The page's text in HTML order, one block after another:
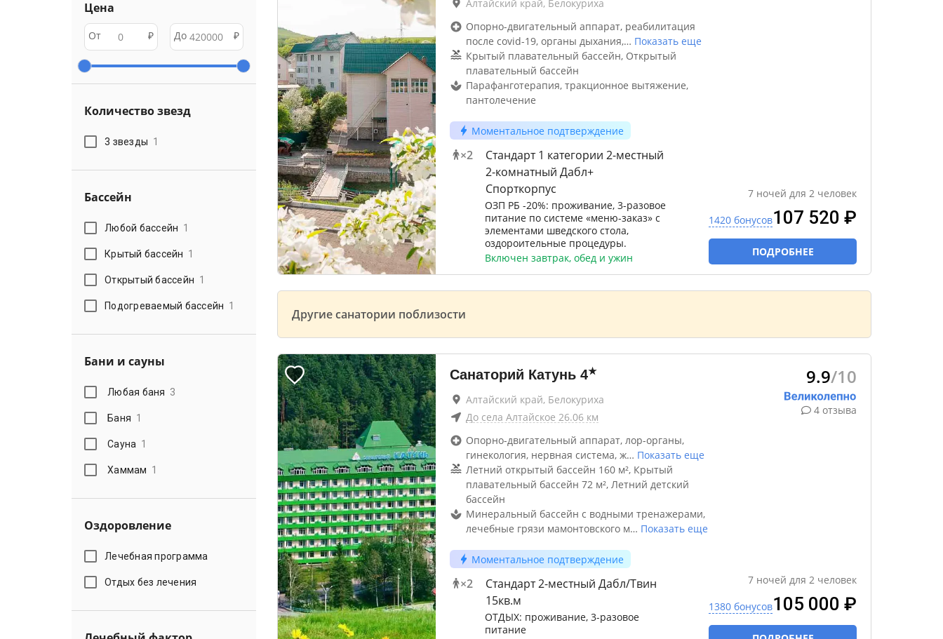
Цена
От ₽ До ₽
Количество звезд
3 звезды 1
Бассейн
Любой бассейн 1
Крытый бассейн 1
Открытый бассейн 1
Подогреваемый бассейн 1
Бани и сауны
Любая баня 3
Баня 1
Сауна 1
Хаммам 1
Оздоровление
Лечебная программа
Отдых без лечения
Алтайский край, Белокуриха
Опорно-двигательный аппарат, реабилитация
после covid-19, органы дыхания,… Показать еще
Крытый плавательный бассейн, Открытый
плавательный бассейн
Парафанготерапия, тракционное вытяжение,
пантолечение
Моментальное подтверждение
×2
Стандарт 1 категории 2-местный
2-комнатный Дабл+
Спорткорпус
ОЗП РБ -20%: проживание, 3-разовое
питание по системе «меню-заказ» с
элементами шведского стола,
оздороительные процедуры.
Включен завтрак, обед и ужин
7 ночей для 2 человек
1420 бонусов107 520 ₽
ПОДРОБНЕЕ
Другие санатории поблизости
Санаторий Катунь 4★
Алтайский край, Белокуриха
До села Алтайское 26.06км
Опорно-двигательный аппарат, лор-органы,
гинекология, нервная система, ж… Показать еще
Летний открытый бассейн 160 м², Крытый
плавательный бассейн 72 м², Летний детский
бассейн
Минеральный бассейн с водными тренажерами,
лечебные грязи мамонтовского м… Показать еще
Моментальное подтверждение
×2
Стандарт 2-местный Дабл/Твин
15кв.м
ОТДЫХ: проживание, 3-разовое
питание
9.9/10
4 отзыва
7 ночей для 2 человек
1380 бонусов105 000 ₽